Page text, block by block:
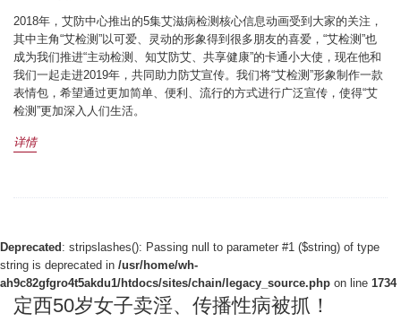
2018年，艾防中心推出的5集艾滋病检测核心信息动画受到大家的关注，
其中主角“艾检测”以可爱、灵动的形象得到很多朋友的喜爱，“艾检测”也
成为我们推进“主动检测、知艾防艾、共享健康”的卡通小大使，现在他和
我们一起走进2019年，共同助力防艾宣传。我们将“艾检测”形象制作一款
表情包，希望通过更加简单、便利、流行的方式进行广泛宣传，使得“艾
检测”更加深入人们生活。
详情
Deprecated : stripslashes(): Passing null to parameter #1 ($string) of type
string is deprecated in /usr/home/wh-
ah9c82gfgro4t5akdu1/htdocs/sites/chain/legacy_source.php on line 1734
定西50岁女子卖淫、传播性病被抓！